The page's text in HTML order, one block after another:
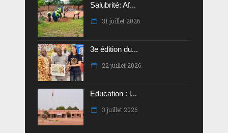
Salubrité: Af...
31 juillet 2026
3e édition du...
22 juillet 2026
Education : l...
3 juillet 2026